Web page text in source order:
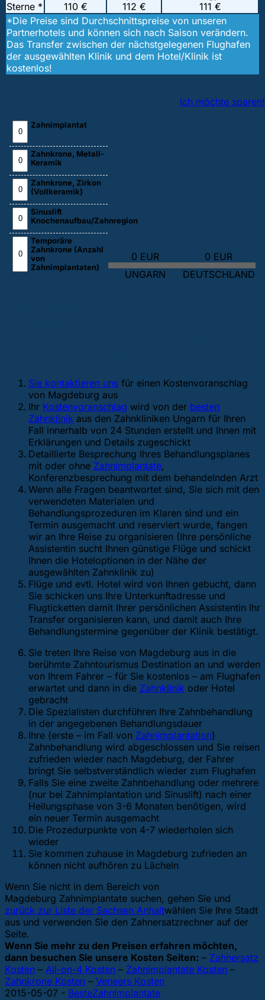
Sterne *
110 €
112 €
111 €
*Die Preise sind Durchschnittspreise von unseren
Partnerhotels und können sich nach Saison verändern.
Das Transfer zwischen der nächstgelegenen Flughafen
der ausgewählten Klinik und dem Hotel/Klinik ist
kostenlos!
Ich möchte sparen!
Zahnimplantat
Zahnkrone, Metall-
Keramik
Zahnkrone, Zirkon
(Vollkeramik)
Sinuslift
Knochenaufbau/Zahnregion
Temporäre
Zahnkrone (Anzahl
von
Zahnimplantaten)
0 EUR
UNGARN
0 EUR
DEUTSCHLAND
Sie kontaktieren uns für einen Kostenvoranschlag
von Magdeburg aus
Ihr Kostenvoranschlag wird von der besten
Zahnklinik aus den Zahnkliniken Ungarn für Ihren
Fall innerhalb von 24 Stunden erstellt und Ihnen mit
Erklärungen und Details zugeschickt
Detaillierte Besprechung Ihres Behandlungsplanes
mit oder ohne Zahnimplantate,
Konferenzbesprechung mit dem behandelnden Arzt
Wenn alle Fragen beantwortet sind, Sie sich mit den
verwendeten Materialen und
Behandlungsprozeduren im Klaren sind und ein
Termin ausgemacht und reserviert wurde, fangen
wir an Ihre Reise zu organisieren (Ihre persönliche
Assistentin sucht Ihnen günstige Flüge und schickt
Ihnen die Hoteloptionen in der Nähe der
ausgewählten Zahnklinik zu)
Flüge und evtl. Hotel wird von Ihnen gebucht, dann
Sie schicken uns Ihre Unterkunftadresse und
Flugticketten damit Ihrer persönlichen Assistentin Ihr
Transfer organisieren kann, und damit auch Ihre
Behandlungstermine gegenüber der Klinik bestätigt.
Sie treten Ihre Reise von Magdeburg aus in die
berühmte Zahntourismus Destination an und werden
von Ihrem Fahrer – für Sie kostenlos – am Flughafen
erwartet und dann in die Zahnklinik oder Hotel
gebracht
Die Spezialisten durchführen Ihre Zahnbehandlung
in der angegebenen Behandlungsdauer
Ihre (erste – im Fall von Zahnimplantation)
Zahnbehandlung wird abgeschlossen und Sie reisen
zufrieden wieder nach Magdeburg, der Fahrer
bringt Sie selbstverständlich wieder zum Flughafen
Falls Sie eine zweite Zahnbehandlung oder mehrere
(nur bei Zahnimplantation und Sinuslift) nach einer
Heilungsphase von 3-6 Monaten benötigen, wird
ein neuer Termin ausgemacht
Die Prozedurpunkte von 4-7 wiederholen sich
wieder
Sie kommen zuhause in Magdeburg zufrieden an
können nicht aufhören zu Lächeln
Wenn Sie nicht in dem Bereich von
Magdeburg Zahnimplantate suchen, gehen Sie
zurück zur Liste der Sachsen Anhalt
und
wählen Sie Ihre Stadt
aus und verwenden Sie den Zahnersatzrechner auf der
Seite.
Wenn Sie mehr zu den Preisen erfahren möchten,
dann besuchen Sie unsere Kosten Seiten: – Zahnersatz
Kosten – All-on-4 Kosten – Zahnimplantate Kosten –
Zahnkrone Kosten – Veneers Kosten
2015-05-07 - BesteZahnImplantate